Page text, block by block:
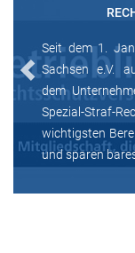
Seit dem 1.
Sachsen e.V.
dem
Spezial-Straf-
wichtigsten
und sparen
Previous